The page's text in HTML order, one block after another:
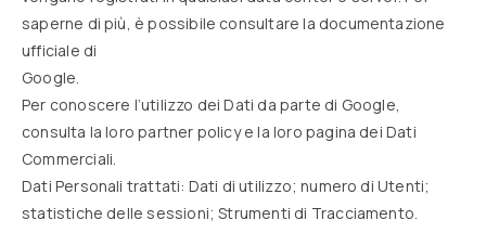
saperne di più, è possibile consultare la documentazione
ufficiale di
Google.
Per conoscere l’utilizzo dei Dati da parte di Google,
consulta la loro partner policy e la loro pagina dei Dati
Commerciali.
Dati Personali trattati: Dati di utilizzo; numero di Utenti;
statistiche delle sessioni; Strumenti di Tracciamento.